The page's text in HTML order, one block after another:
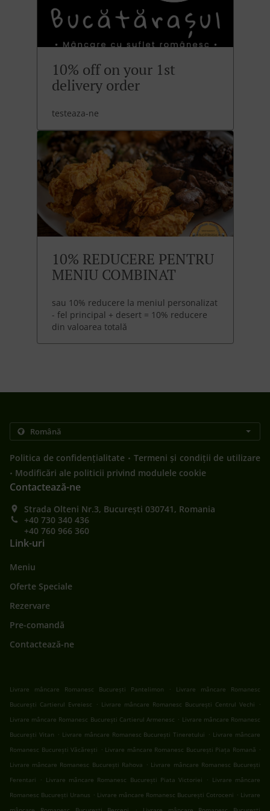
10% off on your 1st
delivery order
testeaza-ne
10% REDUCERE PENTRU
MENIU COMBINAT
sau 10% reducere la meniul personalizat
- fel principal + desert = 10% reducere
din valoarea totală
Politica de confidențialitate . Termeni și condiții de utilizare
. Modificări ale politicii privind modulele cookie
Contactează-ne
Strada Olteni Nr.3, București 030741, Romania
+40 730 340 436
+40 760 966 360
Link-uri
Meniu
Oferte Speciale
Rezervare
Pre-comandă
Contactează-ne
Livrare mâncare Romanesc București Pantelimon .
Livrare mâncare Romanesc
București Cartierul Evreiesc
. Livrare mâncare Romanesc București Centrul Vechi
.
Livrare mâncare Romanesc București Cartierul Armenesc . Livrare mâncare Romanesc
București Vitan . Livrare mâncare Romanesc București Tineretului . Livrare mâncare
Romanesc București Văcărești . Livrare mâncare Romanesc București Piața Romană .
Livrare mâncare Romanesc București Rahova . Livrare mâncare Romanesc București
Ferentari
. Livrare mâncare Romanesc București Piata Victoriei . Livrare mâncare
Romanesc București Uranus . Livrare mâncare Romanesc București Cotroceni . Livrare
.